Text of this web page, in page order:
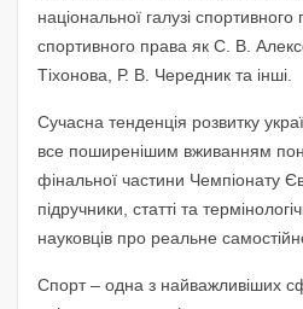
національної галузі
спортивного права як С. В.
Тіхонова, Р. В. Чередник та інші.
Сучасна тенденція розвитку
все поширенішим вживанням
фінальної частини Чемпіонату
підручники, статті та
науковців про реальне
Спорт – одна з найважливіших